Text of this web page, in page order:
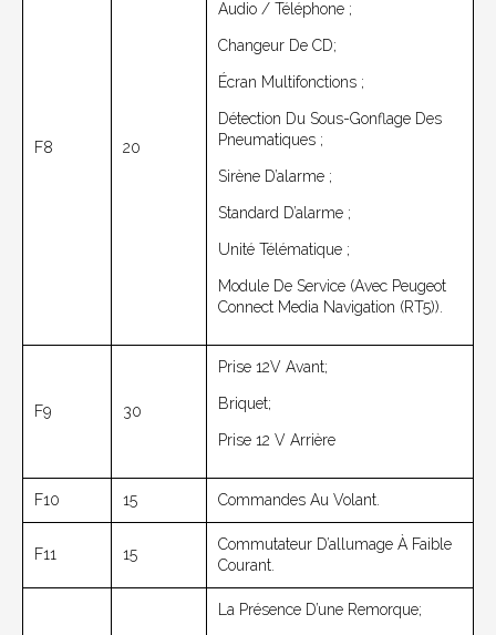
F8 20
Audio / Téléphone ;
Changeur De CD;
Écran Multifonctions ;
Détection Du Sous-Gonflage Des
Pneumatiques ;
Sirène D’alarme ;
Standard D’alarme ;
Unité Télématique ;
Module De Service (avec Peugeot
Connect Media Navigation (RT5)).
F9 30
Prise 12V Avant;
Briquet;
Prise 12 V Arrière
F10 15 Commandes Au Volant.
F11 15
Commutateur D’allumage À Faible
Courant.
La Présence D’une Remorque;